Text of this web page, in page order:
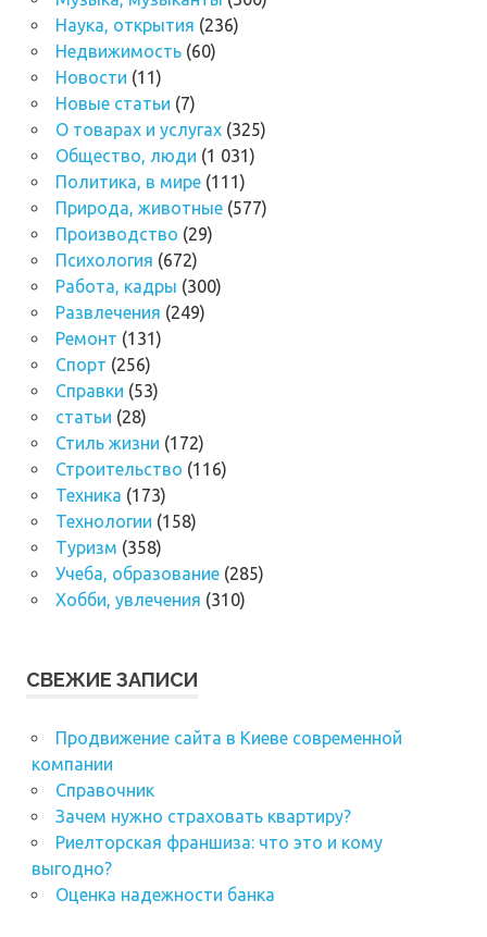
Наука, открытия (236)
Недвижимость(60)
Новости (11)
Новые статьи (7)
О товарах и услугах(325)
Общество, люди (1 031)
Политика, в мире(111)
Природа, животные(577)
Производство (29)
Психология (672)
Работа, кадры (300)
Развлечения (249)
Ремонт (131)
Спорт (256)
Справки (53)
статьи (28)
Стиль жизни (172)
Строительство (116)
Техника (173)
Технологии (158)
Туризм (358)
Учеба, образование(285)
Хобби, увлечения (310)
СВЕЖИЕ ЗАПИСИ
Продвижение сайта в Киеве современной
компании
Справочник
Зачем нужно страховать квартиру?
Риелторская франшиза: что это и кому
выгодно?
Оценка надежности банка